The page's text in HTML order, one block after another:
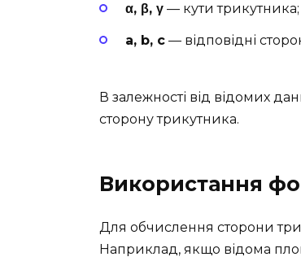
α, β, γ — кути трикутника;
a, b, c — відповідні
В залежності від відомих
сторону трикутника.
Використання
Для обчислення сторони
Наприклад, якщо відома